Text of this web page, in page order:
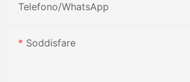
Telefono/WhatsApp
Soddisfare